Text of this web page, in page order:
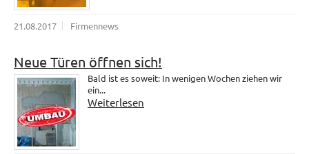
21.08.2017 Firmennews
Neue Türen öffnen sich!
Bald ist es soweit: In wenigen Wochen ziehen wir
ein...
Weiterlesen